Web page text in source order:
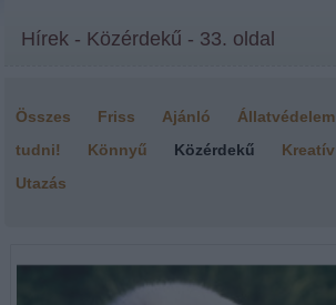
Hírek - Közérdekű - 33. oldal
Összes Friss Ajánló Állatvédelem
tudni!
Könnyű Közérdekű Kreatív
Utazás